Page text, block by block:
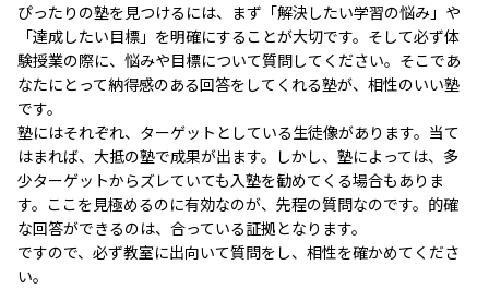
ぴったりの塾を見つけるには、まず「解決したい学習の悩み」や
「達成したい目標」を明確にすることが大切です。そして必ず体
験授業の際に、悩みや目標について質問してください。そこであ
なたにとって納得感のある回答をしてくれる塾が、相性のいい塾
です。
塾にはそれぞれ、ターゲットとしている生徒像があります。当て
はまれば、大抵の塾で成果が出ます。しかし、塾によっては、多
少ターゲットからズレていても入塾を勧めてくる場合もありま
す。ここを見極めるのに有効なのが、先程の質問なのです。的確
な回答ができるのは、合っている証拠となります。
ですので、必ず教室に出向いて質問をし、相性を確かめてくださ
い。